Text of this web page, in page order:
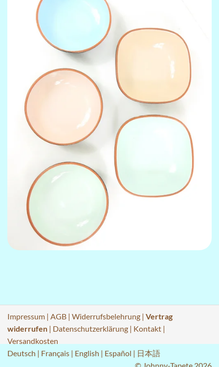
Impressum | AGB | Widerrufsbelehrung | Vertrag
widerrufen | Datenschutzerklärung | Kontakt |
Versandkosten
Deutsch | Français | English | Español | 日本語
© Johnny-Tapete 2026